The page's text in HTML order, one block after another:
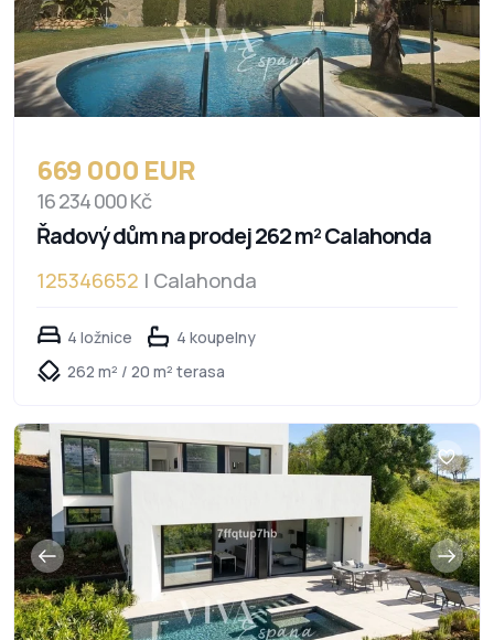
669 000 EUR
16 234 000 Kč
Řadový dům na prodej 262 m² Calahonda
125346652 | Calahonda
4 ložnice
4 koupelny
262 m² / 20 m² terasa